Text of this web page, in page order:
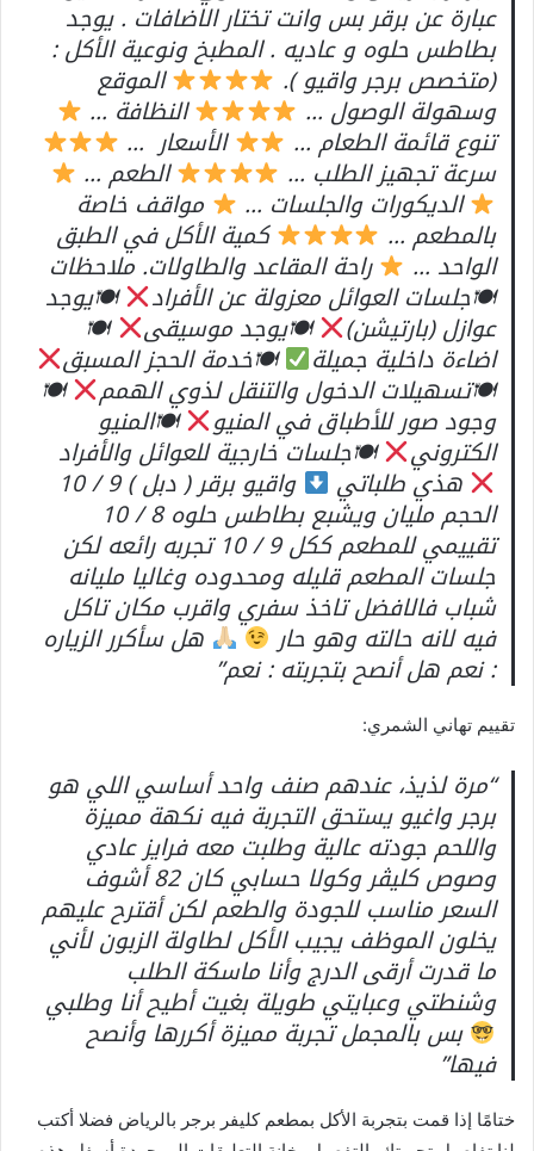
عبارة عن برقر بس وانت تختار الاضافات . يوجد
بطاطس حلوه و عاديه . المطبخ ونوعية الأكل :
(متخصص برجر واقيو ). الموقع
وسهولة الوصول … النظافة …
تنوع قائمة الطعام … الأسعار …
سرعة تجهيز الطلب … الطعم …
الديكورات والجلسات … مواقف خاصة
بالمطعم … كمية الأكل في الطبق
الواحد … راحة المقاعد والطاولات. ملاحظات
🍽جلسات العوائل معزولة عن الأفراد 🍽يوجد
عوازل (بارتيشن) 🍽يوجد موسيقى 🍽
اضاءة داخلية جميلة 🍽خدمة الحجز المسبق
🍽تسهيلات الدخول والتنقل لذوي الهمم 🍽
وجود صور للأطباق في المنيو 🍽المنيو
الكتروني 🍽جلسات خارجية للعوائل والأفراد
هذي طلباتي واقيو برقر ( دبل ) 9 / 10
الحجم مليان ويشبع بطاطس حلوه 8 / 10
تقييمي للمطعم ككل 9 / 10 تجربه رائعه لكن
جلسات المطعم قليله ومحدوده وغاليا مليانه
شباب فالافضل تاخذ سفري واقرب مكان تاكل
فيه لانه حالته وهو حار هل سأكرر الزياره
: نعم هل أنصح بتجربته : نعم”
تقييم تهاني الشمري:
“مرة لذيذ، عندهم صنف واحد أساسي اللي هو
برجر واغيو يستحق التجربة فيه نكهة مميزة
واللحم جودته عالية وطلبت معه فرايز عادي
وصوص كليڤر وكولا حسابي كان 82 أشوف
السعر مناسب للجودة والطعم لكن أقترح عليهم
يخلون الموظف يجيب الأكل لطاولة الزبون لأني
ما قدرت أرقى الدرج وأنا ماسكة الطلب
وشنطتي وعبايتي طويلة بغيت أطيح أنا وطلبي
بس بالمجمل تجربة مميزة أكررها وأنصح
فيها”
ختامًا إذا قمت بتجربة الأكل بمطعم كليفر برجر بالرياض فضلا أكتب